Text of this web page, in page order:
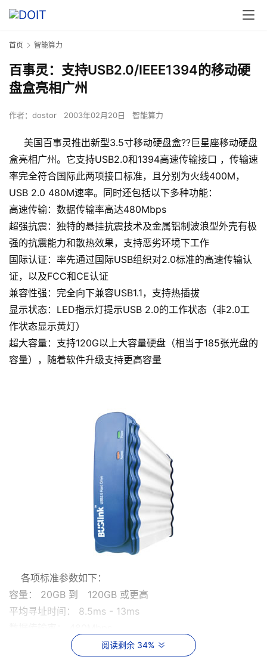
首页 智能算力
百事灵：支持USB2.0/IEEE1394的移动硬
盘盒亮相广州
作者： dostor 2003年02月20日 智能算力
美国百事灵推出新型3.5寸移动硬盘盒??巨星座移动硬盘
盒亮相广州。它支持USB2.0和1394高速传输接口 ，传输速
率完全符合国际此两项接口标准，且分别为火线400M，
USB 2.0 480M速率。同时还包括以下多种功能：
高速传输：数据传输率高达480Mbps
超强抗震：独特的悬挂抗震技术及金属铝制波浪型外壳有极
强的抗震能力和散热效果，支持恶劣环境下工作
国际认证：率先通过国际USB组织对2.0标准的高速传输认
证，以及FCC和CE认证
兼容性强：完全向下兼容USB1.1，支持热插拔
显示状态：LED指示灯提示USB 2.0的工作状态（非2.0工
作状态显示黄灯）
超大容量：支持120G以上大容量硬盘（相当于185张光盘的
容量），随着软件升级支持更高容量
各项标准参数如下：
容量： 20GB 到　120GB 或更高
平均寻址时间： 8.5ms - 13ms
转速： 5400rpm - 7200rpm
阅读剩余 34%